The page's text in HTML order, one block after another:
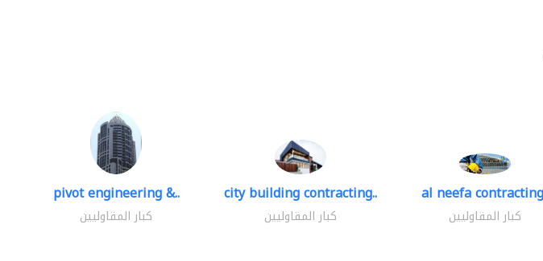
pivot engineering &..
كبار المقاوليين
city building contracting..
كبار المقاوليين
al neefa
كبار المقاوليين